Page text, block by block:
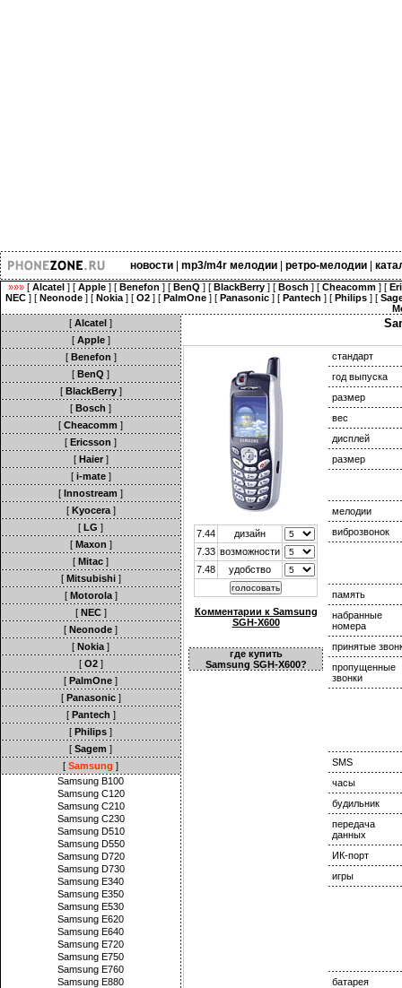
новости| mp3/m4r мелодии| ретро-мелодии|
»»» [ Alcatel ] [ Apple ] [ Benefon ] [ BenQ ] [ BlackBerry ] [ Bosch ] [ Cheacomm ] [
NEC ] [ Neonode ] [ Nokia ] [ O2 ] [ PalmOne ] [ Panasonic ] [ Pantech ] [ Philips ] [
[ Alcatel ]
[ Apple]
[ Benefon ]
[ BenQ ]
[ BlackBerry]
[ Bosch ]
[ Cheacomm ]
[ Ericsson ]
[ Haier]
[ i-mate]
[ Innostream ]
[ Kyocera]
[ LG ]
[ Maxon ]
[ Mitac ]
[ Mitsubishi]
[ Motorola]
[ NEC]
[ Neonode ]
[ Nokia ]
[ O2]
[ PalmOne ]
[ Panasonic]
[ Pantech ]
[ Philips ]
[ Sagem ]
[ Samsung ]
Samsung B100
Samsung C120
Samsung C210
Samsung C230
Samsung D510
Samsung D550
Samsung D720
Samsung D730
Samsung E340
Samsung E350
Samsung E530
Samsung E620
Samsung E640
Samsung E720
Samsung E750
Samsung E760
Samsung E880
7.44
дизайн
7.33 возможности
7.48
удобство
Комментарии к Samsung
SGH-X600
где купить
Samsung SGH-X600?
стандарт
год выпуска
размер
вес
дисплей
размер
мелодии
виброзвонок
память
набранные
номера
принятые
пропущенные
звонки
SMS
часы
будильник
передача
данных
ИК-порт
игры
батарея